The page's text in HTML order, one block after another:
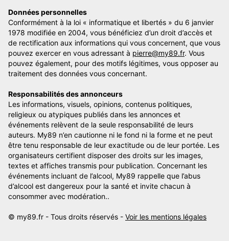
Données personnelles
Conformément à la loi « informatique et libertés » du 6 janvier
1978 modifiée en 2004, vous bénéficiez d’un droit d’accès et
de rectification aux informations qui vous concernent, que vous
pouvez exercer en vous adressant à pierre@my89.fr. Vous
pouvez également, pour des motifs légitimes, vous opposer au
traitement des données vous concernant.
Responsabilités des annonceurs
Les informations, visuels, opinions, contenus politiques,
religieux ou atypiques publiés dans les annonces et
événements relèvent de la seule responsabilité de leurs
auteurs. My89 n’en cautionne ni le fond ni la forme et ne peut
être tenu responsable de leur exactitude ou de leur portée. Les
organisateurs certifient disposer des droits sur les images,
textes et affiches transmis pour publication. Concernant les
événements incluant de l’alcool, My89 rappelle que l’abus
d’alcool est dangereux pour la santé et invite chacun à
consommer avec modération..
© my89.fr - Tous droits réservés - Voir les mentions légales